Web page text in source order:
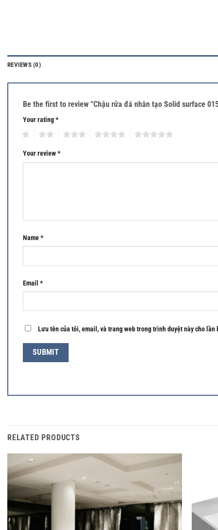
REVIEWS (0)
Be the first to review “Chậu rửa đá nhân tạo Solid surface
Your rating*
Your review*
Name*
Email *
Lưu tên của tôi, email, và trang web trong trình duyệt này cho
RELATED PRODUCTS